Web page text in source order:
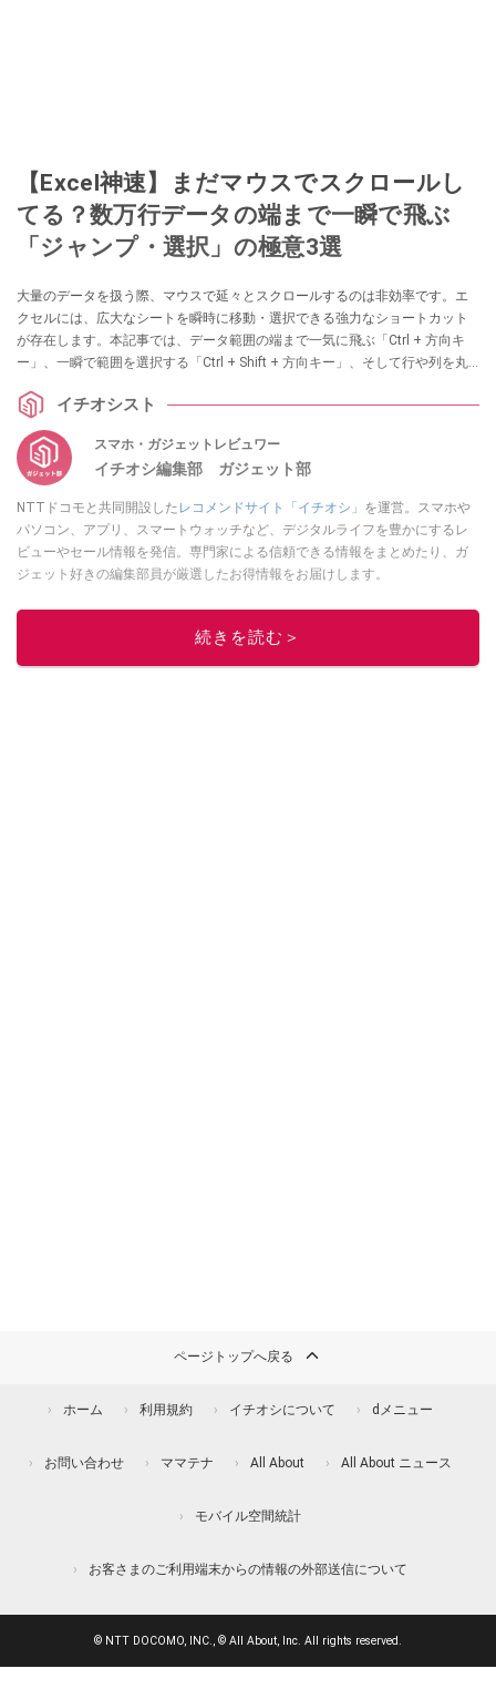
【Excel神速】まだマウスでスクロールし
てる？数万行データの端まで一瞬で飛ぶ
「ジャンプ・選択」の極意3選
大量のデータを扱う際、マウスで延々とスクロールするのは非効率です。エ
クセルには、広大なシートを瞬時に移動・選択できる強力なショートカット
が存在します。本記事では、データ範囲の端まで一気に飛ぶ「Ctrl + 方向キ
ー」、一瞬で範囲を選択する「Ctrl + Shift + 方向キー」、そして行や列を丸
は劇的に短縮されます（Windows用の場合）。
イチオシスト
スマホ・ガジェットレビュワー
イチオシ編集部 ガジェット部
NTTドコモと共同開設した レコメンドサイト「イチオシ」 を運営。スマホや
パソコン、アプリ、スマートウォッチなど、デジタルライフを豊かにするレ
ビューやセール情報を発信。専門家による信頼できる情報をまとめたり、ガ
ジェット好きの編集部員が厳選したお得情報をお届けします。
このイチオシストの他の記事を読む
続きを読む＞
ページトップへ戻る
ホーム 利用規約 イチオシについて dメニュー
お問い合わせ ママテナ All About All About ニュース
モバイル空間統計
お客さまのご利用端末からの情報の外部送信について
© NTT DOCOMO, INC., © All About, Inc. All rights reserved.